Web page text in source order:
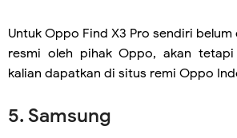
Untuk Oppo Find X3 Pro sendiri
resmi oleh pihak Oppo, akan
kalian dapatkan di situs remi Oppo
5. Samsung